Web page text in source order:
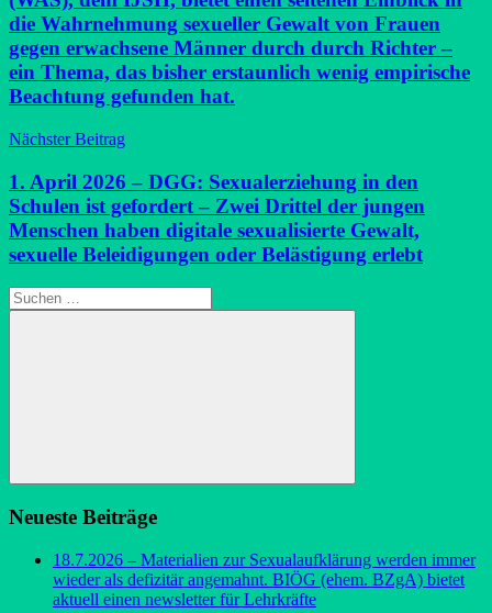
die Wahrnehmung sexueller Gewalt von Frauen
gegen erwachsene Männer durch durch Richter –
ein Thema, das bisher erstaunlich wenig empirische
Beachtung gefunden hat.
Nächster Beitrag
1. April 2026 – DGG: Sexualerziehung in den
Schulen ist gefordert – Zwei Drittel der jungen
Menschen haben digitale sexualisierte Gewalt,
sexuelle Beleidigungen oder Belästigung erlebt
Suchen
nach:
Suchen
Neueste Beiträge
18.7.2026 – Materialien zur Sexualaufklärung werden immer
wieder als defizitär angemahnt. BIÖG (ehem. BZgA) bietet
aktuell einen newsletter für Lehrkräfte